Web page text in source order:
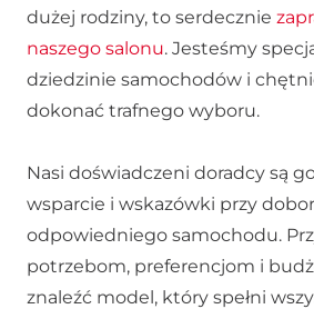
dużej rodziny, to serdecznie
naszego salonu. Jesteśmy
dziedzinie samochodów i
dokonać trafnego wyboru.
Nasi doświadczeni doradcy są
wsparcie i wskazówki przy
odpowiedniego samochodu.
potrzebom, preferencjom i
znaleźć model, który spełni